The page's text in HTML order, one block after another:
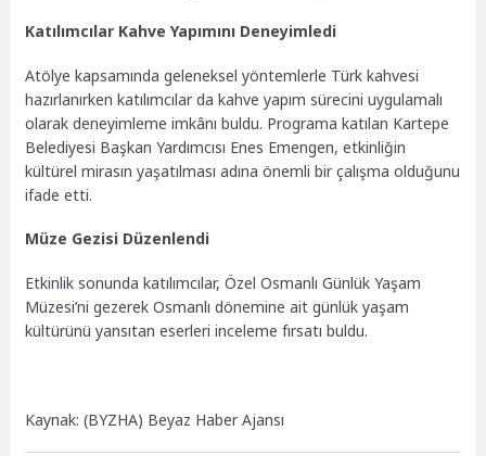
Katılımcılar Kahve Yapımını Deneyimledi
Atölye kapsamında geleneksel yöntemlerle Türk kahvesi
hazırlanırken katılımcılar da kahve yapım sürecini uygulamalı
olarak deneyimleme imkânı buldu. Programa katılan Kartepe
Belediyesi Başkan Yardımcısı Enes Emengen, etkinliğin
kültürel mirasın yaşatılması adına önemli bir çalışma olduğunu
ifade etti.
Müze Gezisi Düzenlendi
Etkinlik sonunda katılımcılar, Özel Osmanlı Günlük Yaşam
Müzesi’ni gezerek Osmanlı dönemine ait günlük yaşam
kültürünü yansıtan eserleri inceleme fırsatı buldu.
Kaynak: (BYZHA) Beyaz Haber Ajansı